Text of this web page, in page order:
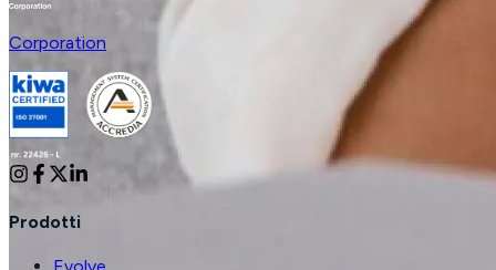
Corporation
Prodotti